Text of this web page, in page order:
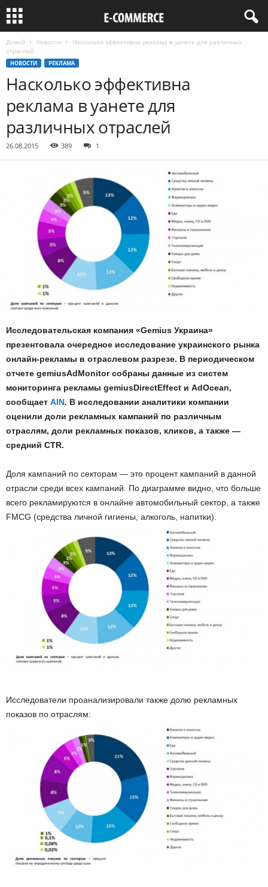
Домой Новости
Насколько эффективна реклама в уанете для различных
отраслей
НОВОСТИ РЕКЛАМА
Насколько эффективна
реклама в уанете для
различных отраслей
26.08.2015 389 1
Исследовательская компания «Gemius Украина»
презентовала очередное исследование украинского рынка
онлайн-рекламы в отраслевом разрезе. В периодическом
отчете gemiusAdMonitor собраны данные из систем
мониторинга рекламы gemiusDirectEffect и AdOcean,
сообщает AIN. В исследовании аналитики компании
оценили доли рекламных кампаний по различным
отраслям, доли рекламных показов, кликов, а также —
средний CTR.
Доля кампаний по секторам — это процент кампаний в данной
отрасли среди всех кампаний. По диаграмме видно, что больше
всего рекламируются в онлайне автомобильный сектор, а также
FMCG (средства личной гигиены, алкоголь, напитки).
Исследователи проанализировали также долю рекламных
показов по отраслям: